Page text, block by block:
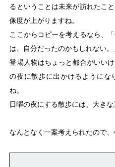
るということは未来が訪れたこ
像度が上がりますね。
ここからコピーを考えるなら、
は、自分だったのかもしれない。
登場人物はちょっと都合がいい
の夜に散歩に出かけるようにな
ね。
日曜の夜にする散歩には、大き
なんとなく一案考えられたので、